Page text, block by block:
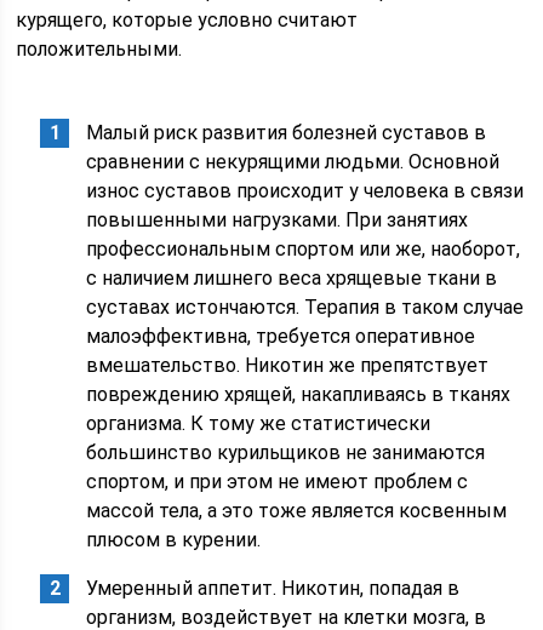
курящего, которые условно считают
положительными.
Малый риск развития болезней суставов в
сравнении с некурящими людьми. Основной
износ суставов происходит у человека в связи
повышенными нагрузками. При занятиях
профессиональным спортом или же, наоборот,
с наличием лишнего веса хрящевые ткани в
суставах истончаются. Терапия в таком случае
малоэффективна, требуется оперативное
вмешательство. Никотин же препятствует
повреждению хрящей, накапливаясь в тканях
организма. К тому же статистически
большинство курильщиков не занимаются
спортом, и при этом не имеют проблем с
массой тела, а это тоже является косвенным
плюсом в курении.
Умеренный аппетит. Никотин, попадая в
организм, воздействует на клетки мозга, в